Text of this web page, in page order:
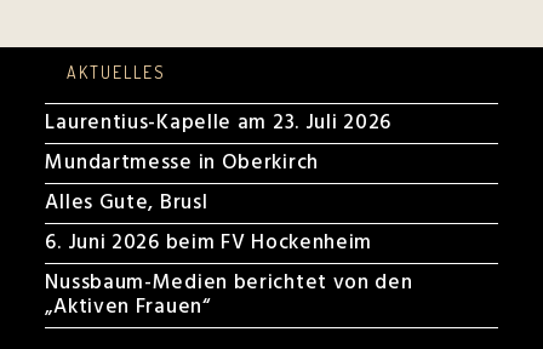
AKTUELLES
Laurentius-Kapelle am 23. Juli 2026
Mundartmesse in Oberkirch
Alles Gute, Brusl
6. Juni 2026 beim FV Hockenheim
Nussbaum-Medien berichtet von den
„Aktiven Frauen“